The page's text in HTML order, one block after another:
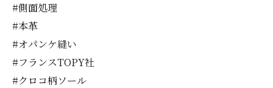
#側面処理
#本革
#オパンケ縫い
#フランスTOPY社
#クロコ柄ソール